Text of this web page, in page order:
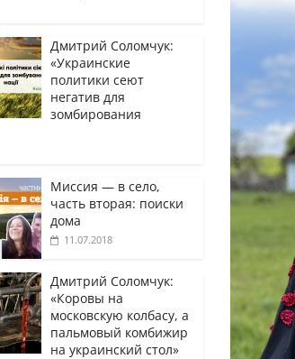
Дмитрий Соломчук:
«Украинские
политики сеют
негатив для
зомбирования
Миссия — в село,
часть вторая: поиски
дома
11.07.2018
Дмитрий Соломчук:
«Коровы на
московскую колбасу, а
пальмовый комбижир
на украинский стол»